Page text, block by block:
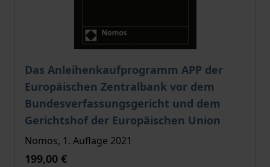
Das Anleihenkaufprogramm APP der
Europäischen Zentralbank vor dem
Bundesverfassungsgericht und dem
Gerichtshof der Europäischen Union
Der Preis dieses Titels richtet sich nach der
Nomos, 1. Auflage 2021
199,00 €